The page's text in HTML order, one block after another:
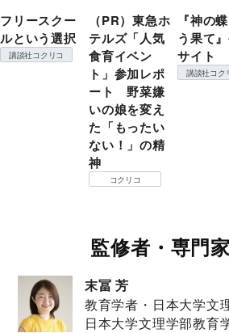
フリースクー
ルという選択
講談社コクリコ
（PR）東急ホ
テルズ「人気
食育イベン
ト」参加レポ
ート 野菜嫌
いの娘を変え
た「もったい
ない！」の精
神
コクリコ
『神の
う果て
サイト
講談社コク
監修者・専門
末冨 芳
教育学者・日本大学文
日本大学文理学部教育